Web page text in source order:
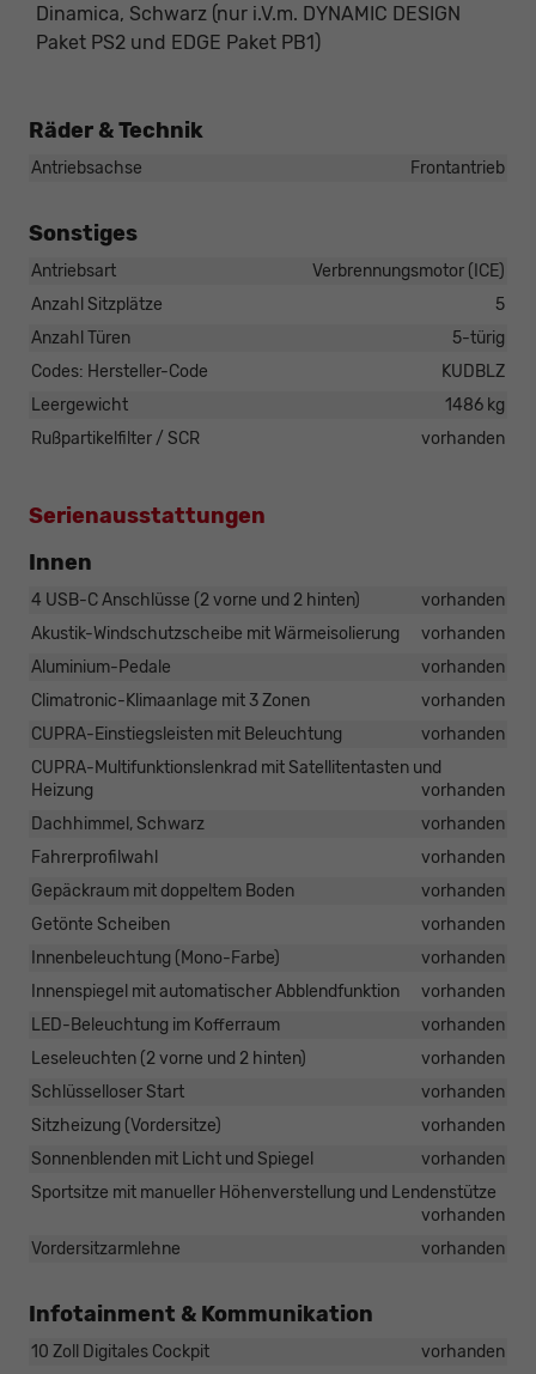
Dinamica, Schwarz (nur i.V.m. DYNAMIC DESIGN
Paket PS2 und EDGE Paket PB1)
Räder & Technik
Antriebsachse Frontantrieb
Sonstiges
Antriebsart
Verbrennungsmotor (ICE)
Anzahl Sitzplätze
5
Anzahl Türen
5-türig
Codes: Hersteller-Code
KUDBLZ
Leergewicht
1486 kg
Rußpartikelfilter / SCR
vorhanden
Serienausstattungen
Innen
4 USB-C Anschlüsse (2 vorne und 2 hinten)
vorhanden
Akustik-Windschutzscheibe mit Wärmeisolierung
vorhanden
Aluminium-Pedale
vorhanden
Climatronic-Klimaanlage mit 3 Zonen
vorhanden
CUPRA-Einstiegsleisten mit Beleuchtung
vorhanden
CUPRA-Multifunktionslenkrad mit Satellitentasten und
Heizung
vorhanden
Dachhimmel, Schwarz
vorhanden
Fahrerprofilwahl
vorhanden
Gepäckraum mit doppeltem Boden
vorhanden
Getönte Scheiben
vorhanden
Innenbeleuchtung (Mono-Farbe)
vorhanden
Innenspiegel mit automatischer Abblendfunktion
vorhanden
LED-Beleuchtung im Kofferraum
vorhanden
Leseleuchten (2 vorne und 2 hinten)
vorhanden
Schlüsselloser Start
vorhanden
Sitzheizung (Vordersitze)
vorhanden
Sonnenblenden mit Licht und Spiegel
vorhanden
Sportsitze mit manueller Höhenverstellung und Lendenstütze
vorhanden
Vordersitzarmlehne
vorhanden
Infotainment & Kommunikation
10 Zoll Digitales Cockpit vorhanden